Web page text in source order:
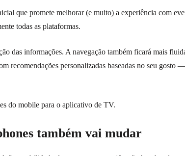
que promete melhorar (e muito) a experiência com
todas as plataformas.
das informações. A navegação também ficará mais
recomendações personalizadas baseadas no seu gosto
do mobile para o aplicativo de TV.
também vai mudar